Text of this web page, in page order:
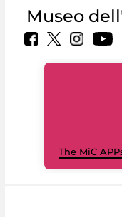
Museo
The MiC